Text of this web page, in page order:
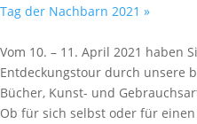
Tag der Nachbarn 2021 »
Vom 10. – 11. April 2021 haben
Entdeckungstour durch unsere
Bücher, Kunst- und
Ob für sich selbst oder für